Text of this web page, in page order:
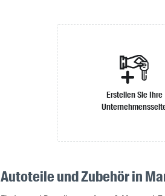
Erstellen Sie Ihre
Autoteile und Zubehör in